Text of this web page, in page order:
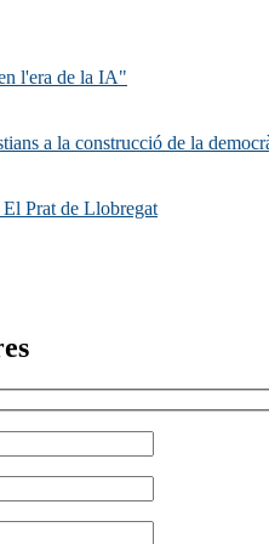
l'era de la IA"
a la construcció de la
Prat de Llobregat